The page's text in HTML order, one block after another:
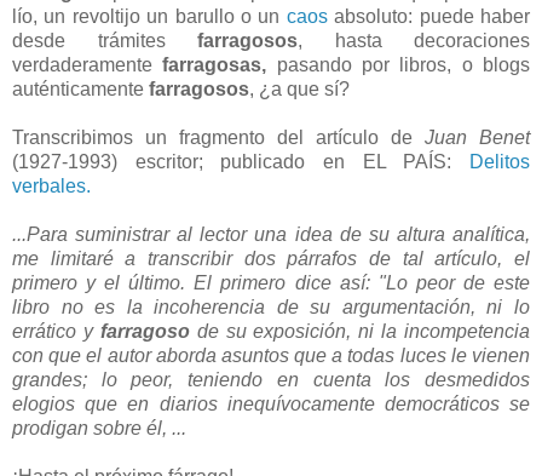
lío, un revoltijo un barullo o un caosabsoluto: puede haber
desde trámites farragosos, hasta decoraciones
verdaderamentefarragosas, pasando por libros, o blogs
auténticamente farragosos, ¿a que sí?
Transcribimos un fragmento del artículo de Juan Benet
(1927-1993) escritor; publicado en EL PAÍS: Delitos
verbales.
...Para suministrar al lector una idea de su altura analítica,
me limitaré a transcribir dos párrafos de tal artículo, el
primero y el último. El primero dice así: "Lo peor de este
libro no es la incoherencia de su argumentación, ni lo
errático y farragosode su exposición, ni la incompetencia
con que el autor aborda asuntos que a todas luces le vienen
grandes; lo peor, teniendo en cuenta los desmedidos
elogios que en diarios inequívocamente democráticos se
prodigan sobre él, ...